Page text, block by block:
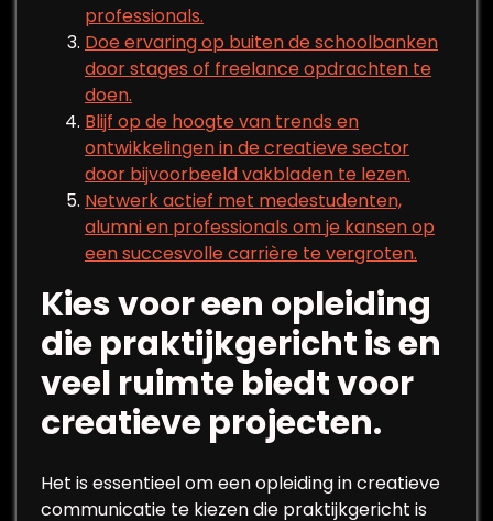
professionals.
Doe ervaring op buiten de schoolbanken
door stages of freelance opdrachten te
doen.
Blijf op de hoogte van trends en
ontwikkelingen in de creatieve sector
door bijvoorbeeld vakbladen te lezen.
Netwerk actief met medestudenten,
alumni en professionals om je kansen op
een succesvolle carrière te vergroten.
Kies voor een opleiding
die praktijkgericht is en
veel ruimte biedt voor
creatieve projecten.
Het is essentieel om een opleiding in creatieve
communicatie te kiezen die praktijkgericht is